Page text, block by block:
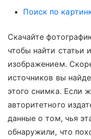
Поиск по
Скачайте
чтобы найти статьи
изображением.
источников вы
этого снимка. Если
авторитетного
данные о том, чья
обнаружили, что